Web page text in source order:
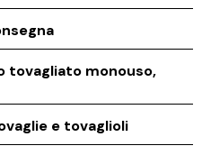
tovagliato monouso,
e tovaglioli